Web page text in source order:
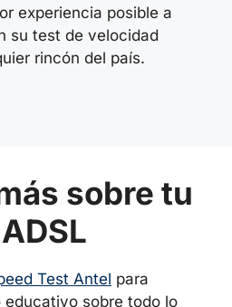
experiencia posible a
su test de velocidad
rincón del país.
sobre tu
Test Antel para
sobre todo lo